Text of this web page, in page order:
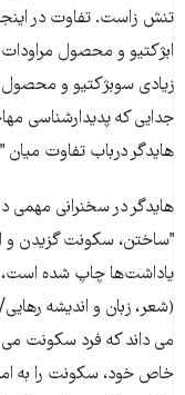
تنش زاست. تفاوت در
ابژکتیو و محصول
زیادى سوبژکتیو و
جدایى که پدیدارشناسى
هایدگر درباب تفاوت
"ساختن، سکونت گزیدن و
یاداشت‌ها چاپ شده
(شعر، زبان و اندیشه
مى داند که فرد سکونت مى
خاص خود، سکونت را به